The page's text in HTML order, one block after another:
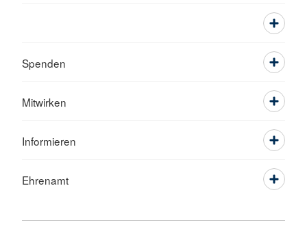
Spenden
Mitwirken
Informieren
Ehrenamt